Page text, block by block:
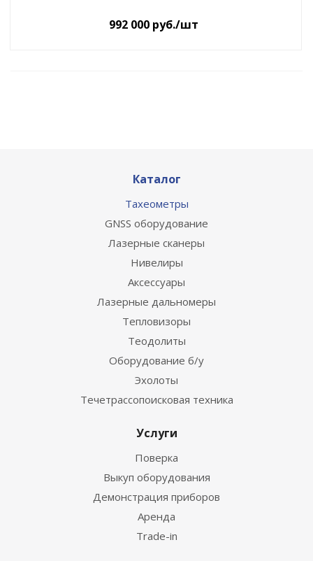
992 000 руб./шт
Каталог
Тахеометры
GNSS оборудование
Лазерные сканеры
Нивелиры
Аксессуары
Лазерные дальномеры
Тепловизоры
Теодолиты
Оборудование б/у
Эхолоты
Течетрассопоисковая техника
Услуги
Поверка
Выкуп оборудования
Демонстрация приборов
Аренда
Trade-in